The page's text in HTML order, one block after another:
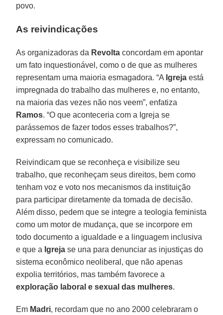
povo.
As reivindicações
As organizadoras da Revolta concordam em apontar
um fato inquestionável, como o de que as mulheres
representam uma maioria esmagadora. “A Igreja está
impregnada do trabalho das mulheres e, no entanto,
na maioria das vezes não nos veem”, enfatiza
Ramos. “O que aconteceria com a Igreja se
parássemos de fazer todos esses trabalhos?”,
expressam no comunicado.
Reivindicam que se reconheça e visibilize seu
trabalho, que reconheçam seus direitos, bem como
tenham voz e voto nos mecanismos da instituição
para participar diretamente da tomada de decisão.
Além disso, pedem que se integre a teologia feminista
como um motor de mudança, que se incorpore em
todo documento a igualdade e a linguagem inclusiva
e que a Igreja se una para denunciar as injustiças do
sistema econômico neoliberal, que não apenas
expolia territórios, mas também favorece a
exploração laboral e sexual das mulheres.
Em Madri, recordam que no ano 2000 celebraram o